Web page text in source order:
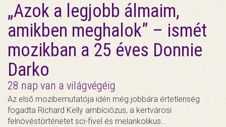
„Azok a legjobb álmaim,
amikben meghalok” – ismét
mozikban a 25 éves Donnie
Darko
28 nap van a világvégéig
Az első mozibemutatója idén még jobbára értetlenség
fogadta Richard Kelly ambíciózus, a kertvárosi
felnövéstörténetet sci-fivel és melankolikus…